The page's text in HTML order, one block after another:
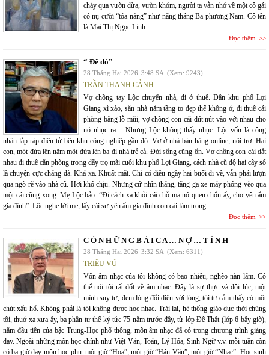
chảy qua vườn dừa, vườn khóm, người ta vẫn nhớ về một cô gái
có nụ cười “tỏa nắng” như nắng tháng Ba phương Nam. Cô tên
là Mai Thị Ngọc Linh.
Đọc thêm
“ Để dỏ”
28 Tháng Hai 2026 3:48 SA (Xem: 9243)
TRẦN THANH CẢNH
Vợ chồng tay Lộc chuyển nhà, đi ở thuê. Dân khu phố Lợi
Giang xì xào, sẵn nhà năm tầng to đẹp thế không ở, đi thuê cái
phòng bằng lỗ mũi, vợ chồng con cái đút nút vào với nhau cho
nó nhục ra… Nhưng Lộc không thấy nhục. Lộc vốn là công
nhân lắp ráp điện tử bên khu công nghiệp gần đó. Vợ ở nhà bán hàng online, nội trợ. Hai
con, một đứa lên năm một đứa lên ba đi nhà trẻ cả. Đời sống cũng ổn. Vợ chồng con cái dắt
nhau đi thuê căn phòng trong dãy trọ mãi cuối khu phố Lợi Giang, cách nhà cũ độ hai cây số
là chuyện cực chẳng đã. Khá xa. Khuất mắt. Chỉ có điều ngày hai buổi đi về, vẫn phải lượn
qua ngõ rẽ vào nhà cũ. Hơi khó chịu. Nhưng cứ nhìn thẳng, tăng ga xe máy phóng vèo qua
một cái cũng xong. Mẹ Lộc bảo: “Đi cách xa khỏi cái chỗ ma nó quen chốn ấy, cho yên ấm
gia đình”. Lộc nghe lời mẹ, lấy cái sự yên ấm gia đình con cái làm trọng.
Đọc thêm
C Ó N H Ữ N G B À I C A … N Ợ … T Ì N H
28 Tháng Hai 2026 3:32 SA (Xem: 6311)
TRIỆU VŨ
Vốn âm nhạc của tôi không có bao nhiêu, nghèo nàn lắm. Có
thể nói tôi rất dốt về âm nhạc. Đây là sự thực và đôi lúc, một
mình suy tư, đem lòng đối diện với lòng, tôi tự cảm thấy có một
chút xấu hổ. Không phải là tôi không được học nhạc. Trái lại, hệ thống giáo dục thời chúng
tôi, thuở xa xưa ấy, ba phần tư thế kỷ tức 75 năm trước đây, từ lớp Đệ Thất (lớp 6 bây giờ),
năm đầu tiên của bậc Trung-Học phổ thông, môn âm nhạc đã có trong chương trình giảng
dạy. Ngoài những môn học chính như Việt Văn, Toán, Lý Hóa, Sinh Ngữ v.v. mỗi tuần còn
có ba giờ dạy môn học phụ: một giờ “Họa”, một giờ “Hán Văn”, một giờ “Nhạc”. Học sinh